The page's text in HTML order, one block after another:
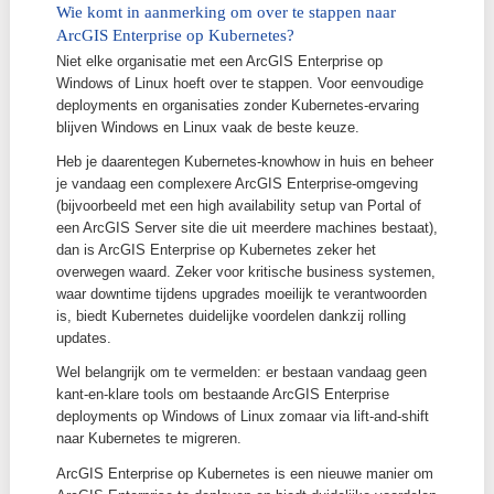
updates of upgrades uitvoeren. Taken die bij ArcGIS
Enterprise op Windows- of Linux-deployments
zitten over verschillende beheertools, komen hier
één interface.
Bij ArcGIS Enterprise op Kubernetes maak je
tussenupdatesenupgrades
vervangen slechts enkele microservices en gebeuren